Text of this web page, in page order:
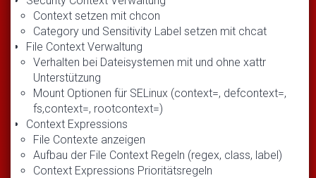
Context setzen mit chcon
Category und Sensitivity Label setzen mit chcat
File Context Verwaltung
Verhalten bei Dateisystemen mit und ohne xattr
Unterstützung
Mount Optionen für SELinux (context=, defcontext=,
fs,context=, rootcontext=)
Context Expressions
File Contexte anzeigen
Aufbau der File Context Regeln (regex, class, label)
Context Expressions Prioritätsregeln